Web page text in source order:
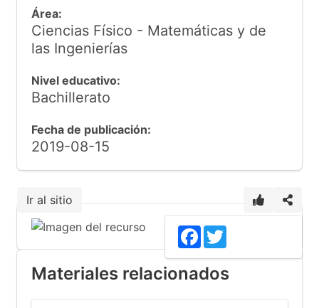
Área:
Ciencias Físico - Matemáticas y de
las Ingenierías
Nivel educativo:
Bachillerato
Fecha de publicación:
2019-08-15
Ir al sitio
Facebook
Materiales relacionados